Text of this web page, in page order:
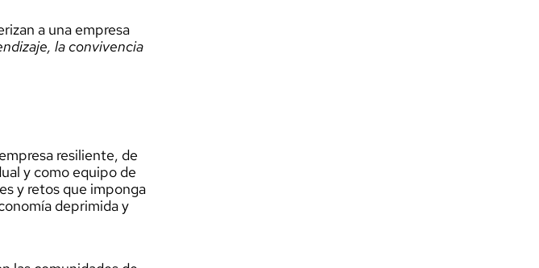
a una empresa
la convivencia
resiliente, de
y como equipo de
y retos que imponga
deprimida y